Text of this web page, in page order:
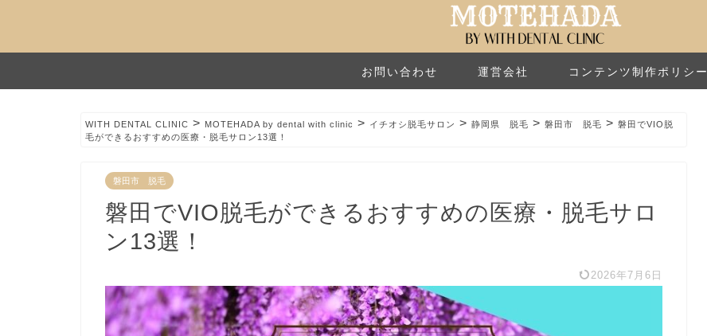
お問い合わせ 運営会社 コンテンツ制作ポリシー
WITH DENTAL CLINIC > MOTEHADA by dental with clinic > イチオシ脱毛サロン > 静岡県 脱毛 > 磐田市 脱毛 > 磐田でVIO脱
毛ができるおすすめの医療・脱毛サロン13選！
磐田市 脱毛
磐田でVIO脱毛ができるおすすめの医療・脱毛サロ
ン13選！
2026年7月6日